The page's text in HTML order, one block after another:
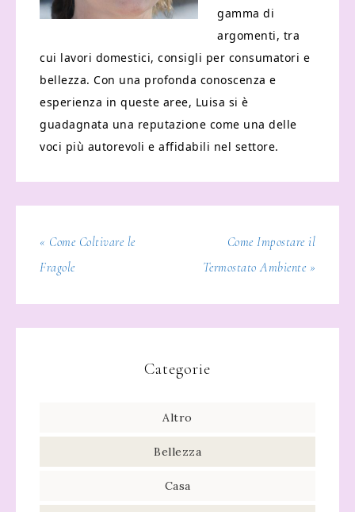
gamma di
argomenti, tra
cui lavori domestici, consigli per consumatori e
bellezza. Con una profonda conoscenza e
esperienza in queste aree, Luisa si è
guadagnata una reputazione come una delle
voci più autorevoli e affidabili nel settore.
« Come Coltivare le
Fragole
Come Impostare il
Termostato Ambiente »
Categorie
Altro
Bellezza
Casa